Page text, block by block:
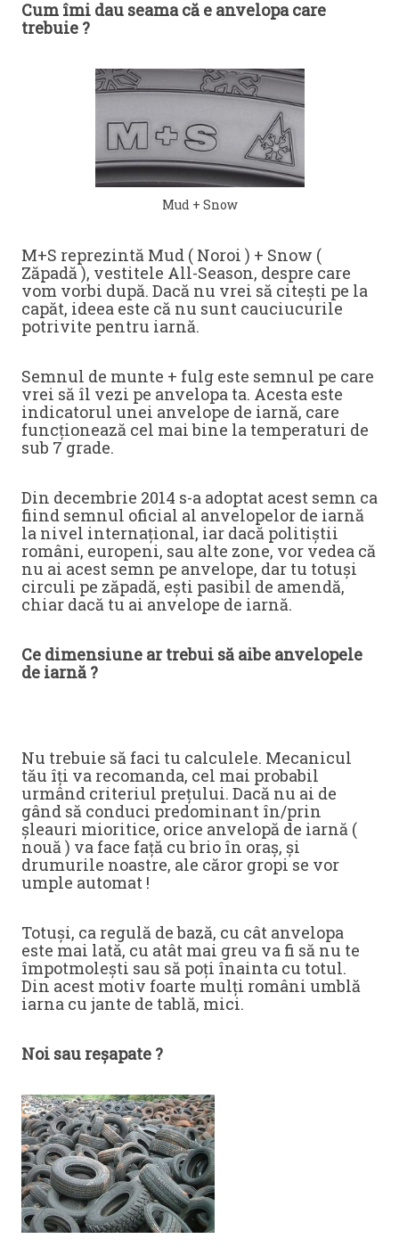
Cum îmi dau seama că e anvelopa care
trebuie ?
Mud + Snow
M+S reprezintă Mud ( Noroi ) + Snow (
Zăpadă ), vestitele All-Season, despre care
vom vorbi după. Dacă nu vrei să citești pe la
capăt, ideea este că nu sunt cauciucurile
potrivite pentru iarnă.
Semnul de munte + fulg este semnul pe care
vrei să îl vezi pe anvelopa ta. Acesta este
indicatorul unei anvelope de iarnă, care
funcționează cel mai bine la temperaturi de
sub 7 grade.
Din decembrie 2014 s-a adoptat acest semn ca
fiind semnul oficial al anvelopelor de iarnă
la nivel internațional, iar dacă politiștii
români, europeni, sau alte zone, vor vedea că
nu ai acest semn pe anvelope, dar tu totuși
circuli pe zăpadă, ești pasibil de amendă,
chiar dacă tu ai anvelope de iarnă.
Ce dimensiune ar trebui să aibe anvelopele
de iarnă ?
Nu trebuie să faci tu calculele. Mecanicul
tău îți va recomanda, cel mai probabil
urmând criteriul prețului. Dacă nu ai de
gând să conduci predominant în/prin
șleauri mioritice, orice anvelopă de iarnă (
nouă ) va face față cu brio în oraș, și
drumurile noastre, ale căror gropi se vor
umple automat !
Totuși, ca regulă de bază, cu cât anvelopa
este mai lată, cu atât mai greu va fi să nu te
împotmolești sau să poți înainta cu totul.
Din acest motiv foarte mulți români umblă
iarna cu jante de tablă, mici.
Noi sau reșapate ?